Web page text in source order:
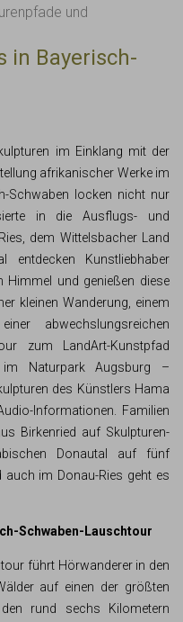
und
in Bayerisch-
im Einklang mit der
afrikanischer Werke im
Schwaben locken nicht nur
in die Ausflugs- und
dem Wittelsbacher Land
entdecken Kunstliebhaber
Himmel und genießen diese
kleinen Wanderung, einem
abwechslungsreichen
zum LandArt-Kunstpfad
im Naturpark Augsburg –
des Künstlers Hama
Informationen. Familien
Birkenried auf Skulpturen-
Donautal auf fünf
auch im Donau-Ries geht es
Schwaben-Lauschtour
führt Hörwanderer in den
auf einen der größten
den rund sechs Kilometern